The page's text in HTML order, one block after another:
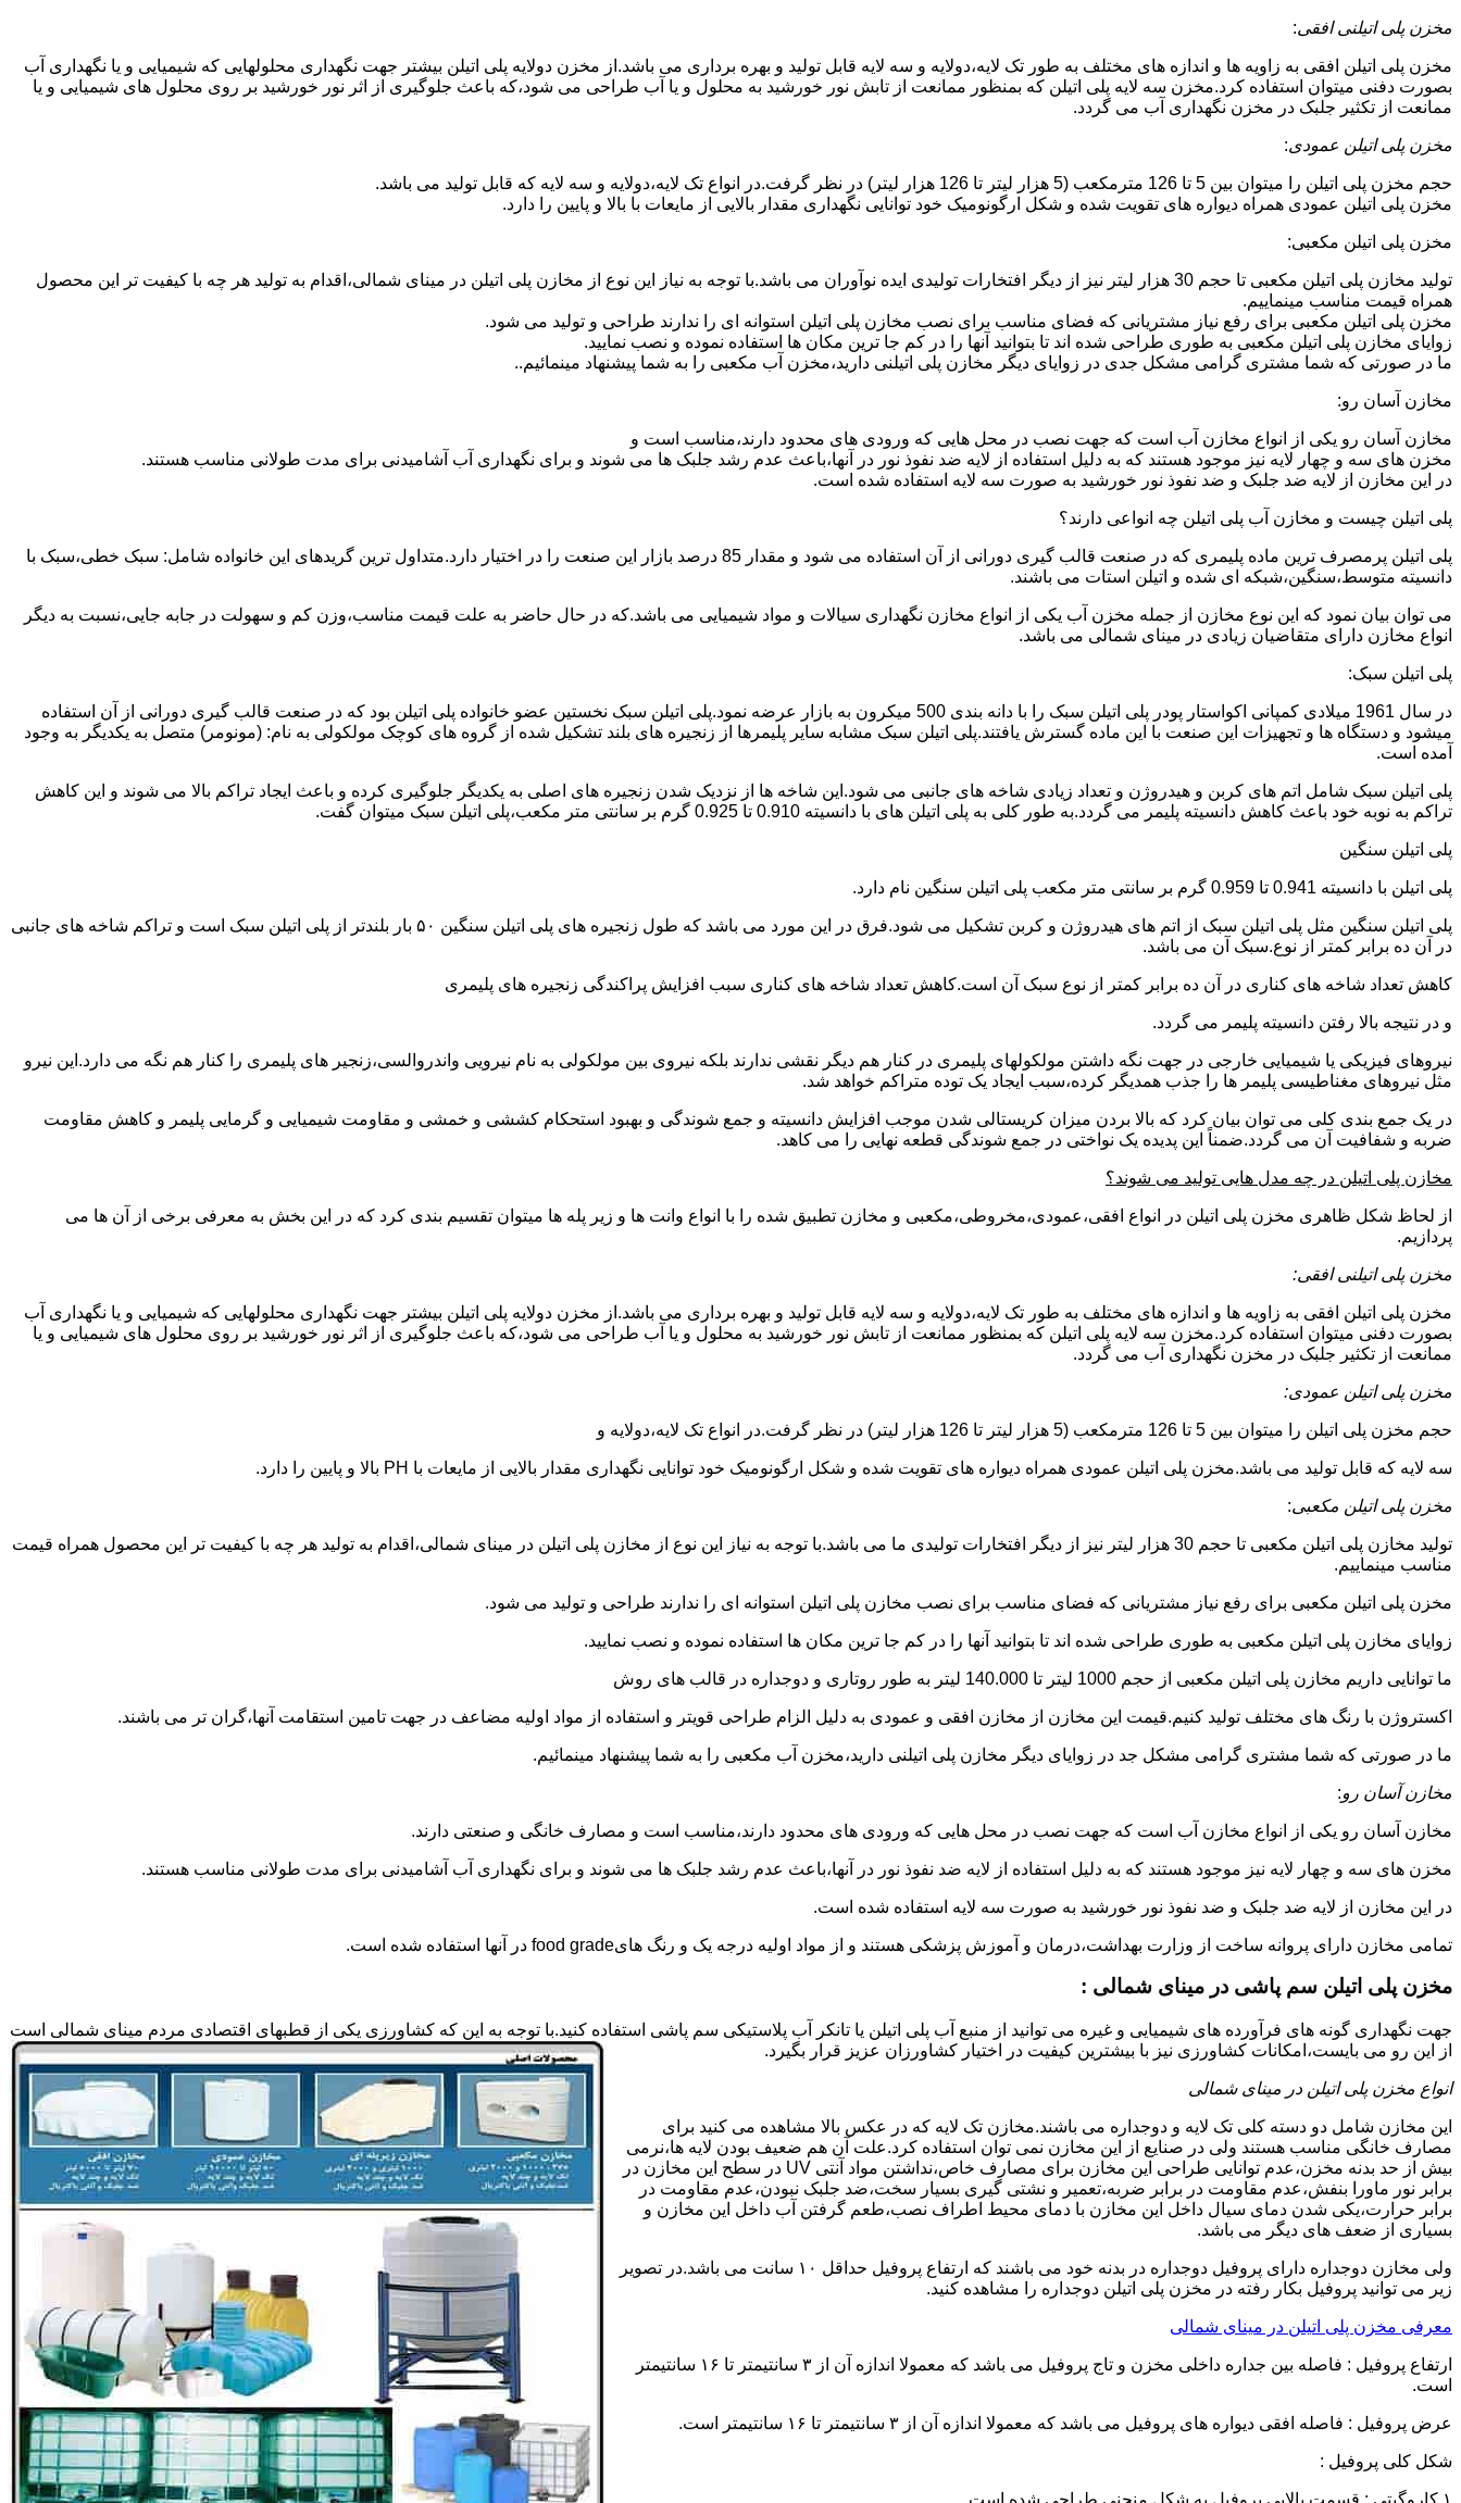
مخزن پلی اتیلنی افقی:
مخزن پلی اتیلن افقی به زاویه ها و اندازه های مختلف به طور تک لایه،دولایه و سه لایه قابل تولید و بهره برداری می باشد.از مخزن دولایه پلی اتیلن بیشتر جهت نگهداری محلولهایی که شیمیایی و یا نگهداری آب
بصورت دفنی میتوان استفاده کرد.مخزن سه لایه پلی اتیلن که بمنظور ممانعت از تابش نور خورشید به محلول و یا آب طراحی می شود،که باعث جلوگیری از اثر نور خورشید بر روی محلول های شیمیایی و یا
ممانعت از تکثیر جلبک در مخزن نگهداری آب می گردد.
مخزن پلی اتیلن عمودی:
حجم مخزن پلی اتیلن را میتوان بین 5 تا 126 مترمکعب (5 هزار لیتر تا 126 هزار لیتر) در نظر گرفت.در انواع تک لایه،دولایه و سه لایه که قابل تولید می باشد.
مخزن پلی اتیلن عمودی همراه دیواره های تقویت شده و شکل ارگونومیک خود توانایی نگهداری مقدار بالایی از مایعات با بالا و پایین را دارد.
مخزن پلی اتیلن مکعبی:
تولید مخازن پلی اتیلن مکعبی تا حجم 30 هزار لیتر نیز از دیگر افتخارات تولیدی ایده نوآوران می باشد.با توجه به نیاز این نوع از مخازن پلی اتیلن در مینای شمالی،اقدام به تولید هر چه با کیفیت تر این محصول
همراه قیمت مناسب مینماییم.
مخزن پلی اتیلن مکعبی برای رفع نیاز مشتریانی که فضای مناسب برای نصب مخازن پلی اتیلن استوانه ای را ندارند طراحی و تولید می شود.
زوایای مخازن پلی اتیلن مکعبی به طوری طراحی شده اند تا بتوانید آنها را در کم جا ترین مکان ها استفاده نموده و نصب نمایید.
ما در صورتی که شما مشتری گرامی مشکل جدی در زوایای دیگر مخازن پلی اتیلنی دارید،مخزن آب مکعبی را به شما پیشنهاد مینمائیم..
مخازن آسان رو:
مخازن آسان رو یکی از انواع مخازن آب است که جهت نصب در محل هایی که ورودی های محدود دارند،مناسب است و
مخزن های سه و چهار لایه نیز موجود هستند که به دلیل استفاده از لایه ضد نفوذ نور در آنها،باعث عدم رشد جلبک ها می شوند و برای نگهداری آب آشامیدنی برای مدت طولانی مناسب هستند.
در این مخازن از لایه ضد جلبک و ضد نفوذ نور خورشید به صورت سه لایه استفاده شده است.
پلی اتیلن چیست و مخازن آب پلی اتیلن چه انواعی دارند؟
پلی اتیلن پرمصرف ترین ماده پلیمری که در صنعت قالب گیری دورانی از آن استفاده می شود و مقدار 85 درصد بازار این صنعت را در اختیار دارد.متداول ترین گریدهای این خانواده شامل: سبک خطی،سبک با
دانسیته متوسط،سنگین،شبکه ای شده و اتیلن استات می باشند.
می توان بیان نمود که این نوع مخازن از جمله مخزن آب یکی از انواع مخازن نگهداری سیالات و مواد شیمیایی می باشد.که در حال حاضر به علت قیمت مناسب،وزن کم و سهولت در جابه جایی،نسبت به دیگر
انواع مخازن دارای متقاضیان زیادی در مینای شمالی می باشد.
پلی اتیلن سبک:
در سال 1961 میلادی کمپانی اکواستار پودر پلی اتیلن سبک را با دانه بندی 500 میکرون به بازار عرضه نمود.پلی اتیلن سبک نخستین عضو خانواده پلی اتیلن بود که در صنعت قالب گیری دورانی از آن استفاده
میشود و دستگاه ها و تجهیزات این صنعت با این ماده گسترش یافتند.پلی اتیلن سبک مشابه سایر پلیمرها از زنجیره های بلند تشکیل شده از گروه های کوچک مولکولی به نام: (مونومر) متصل به یکدیگر به وجود
آمده است.
پلی اتیلن سبک شامل اتم های کربن و هیدروژن و تعداد زیادی شاخه های جانبی می شود.این شاخه ها از نزدیک شدن زنجیره های اصلی به یکدیگر جلوگیری کرده و باعث ایجاد تراکم بالا می شوند و این کاهش
تراکم به نوبه خود باعث کاهش دانسیته پلیمر می گردد.به طور کلی به پلی اتیلن های با دانسیته 0.910 تا 0.925 گرم بر سانتی متر مکعب،پلی اتیلن سبک میتوان گفت.
پلی اتیلن سنگین
پلی اتیلن با دانسیته 0.941 تا 0.959 گرم بر سانتی متر مکعب پلی اتیلن سنگین نام دارد.
پلی اتیلن سنگین مثل پلی اتیلن سبک از اتم های هیدروژن و کربن تشکیل می شود.فرق در این مورد می باشد که طول زنجیره های پلی اتیلن سنگین ۵۰ بار بلندتر از پلی اتیلن سبک است و تراکم شاخه های جانبی
در آن ده برابر کمتر از نوع.سبک آن می باشد.
کاهش تعداد شاخه های کناری در آن ده برابر کمتر از نوع سبک آن است.کاهش تعداد شاخه های کناری سبب افزایش پراکندگی زنجیره های پلیمری
و در نتیجه بالا رفتن دانسیته پلیمر می گردد.
نیروهای فیزیکی یا شیمیایی خارجی در جهت نگه داشتن مولکولهای پلیمری در کنار هم دیگر نقشی ندارند بلکه نیروی بین مولکولی به نام نیرویی واندروالسی،زنجیر های پلیمری را کنار هم نگه می دارد.این نیرو
مثل نیروهای مغناطیسی پلیمر ها را جذب همدیگر کرده،سبب ایجاد یک توده متراکم خواهد شد.
در یک جمع بندی کلی می توان بیان کرد که بالا بردن میزان کریستالی شدن موجب افزایش دانسیته و جمع شوندگی و بهبود استحکام کششی و خمشی و مقاومت شیمیایی و گرمایی پلیمر و کاهش مقاومت
ضربه و شفافیت آن می گردد.ضمناً این پدیده یک نواختی در جمع شوندگی قطعه نهایی را می کاهد.
مخازن پلی اتیلن در چه مدل هایی تولید می شوند؟
از لحاظ شکل ظاهری مخزن پلی اتیلن در انواع افقی،عمودی،مخروطی،مکعبی و مخازن تطبیق شده را با انواع وانت ها و زیر پله ها میتوان تقسیم بندی کرد که در این بخش به معرفی برخی از آن ها می
پردازیم.
مخزن پلی اتیلنی افقی:
مخزن پلی اتیلن افقی به زاویه ها و اندازه های مختلف به طور تک لایه،دولایه و سه لایه قابل تولید و بهره برداری می باشد.از مخزن دولایه پلی اتیلن بیشتر جهت نگهداری محلولهایی که شیمیایی و یا نگهداری آب
بصورت دفنی میتوان استفاده کرد.مخزن سه لایه پلی اتیلن که بمنظور ممانعت از تابش نور خورشید به محلول و یا آب طراحی می شود،که باعث جلوگیری از اثر نور خورشید بر روی محلول های شیمیایی و یا
ممانعت از تکثیر جلبک در مخزن نگهداری آب می گردد.
مخزن پلی اتیلن عمودی:
حجم مخزن پلی اتیلن را میتوان بین 5 تا 126 مترمکعب (5 هزار لیتر تا 126 هزار لیتر) در نظر گرفت.در انواع تک لایه،دولایه و
سه لایه که قابل تولید می باشد.مخزن پلی اتیلن عمودی همراه دیواره های تقویت شده و شکل ارگونومیک خود توانایی نگهداری مقدار بالایی از مایعات با PH بالا و پایین را دارد.
مخزن پلی اتیلن مکعبی:
تولید مخازن پلی اتیلن مکعبی تا حجم 30 هزار لیتر نیز از دیگر افتخارات تولیدی ما می باشد.با توجه به نیاز این نوع از مخازن پلی اتیلن در مینای شمالی،اقدام به تولید هر چه با کیفیت تر این محصول همراه قیمت
مناسب مینماییم.
مخزن پلی اتیلن مکعبی برای رفع نیاز مشتریانی که فضای مناسب برای نصب مخازن پلی اتیلن استوانه ای را ندارند طراحی و تولید می شود.
زوایای مخازن پلی اتیلن مکعبی به طوری طراحی شده اند تا بتوانید آنها را در کم جا ترین مکان ها استفاده نموده و نصب نمایید.
ما توانایی داریم مخازن پلی اتیلن مکعبی از حجم 1000 لیتر تا 140.000 لیتر به طور روتاری و دوجداره در قالب های روش
اکستروژن با رنگ های مختلف تولید کنیم.قیمت این مخازن از مخازن افقی و عمودی به دلیل الزام طراحی قویتر و استفاده از مواد اولیه مضاعف در جهت تامین استقامت آنها،گران تر می باشند.
ما در صورتی که شما مشتری گرامی مشکل جد در زوایای دیگر مخازن پلی اتیلنی دارید،مخزن آب مکعبی را به شما پیشنهاد مینمائیم.
مخازن آسان رو:
مخازن آسان رو یکی از انواع مخازن آب است که جهت نصب در محل هایی که ورودی های محدود دارند،مناسب است و مصارف خانگی و صنعتی دارند.
مخزن های سه و چهار لایه نیز موجود هستند که به دلیل استفاده از لایه ضد نفوذ نور در آنها،باعث عدم رشد جلبک ها می شوند و برای نگهداری آب آشامیدنی برای مدت طولانی مناسب هستند.
در این مخازن از لایه ضد جلبک و ضد نفوذ نور خورشید به صورت سه لایه استفاده شده است.
تمامی مخازن دارای پروانه ساخت از وزارت بهداشت،درمان و آموزش پزشکی هستند و از مواد اولیه درجه یک و رنگ هایfood grade در آنها استفاده شده است.
مخزن پلی اتیلن سم پاشی در مینای شمالی :
جهت نگهداری گونه های فرآورده های شیمیایی و غیره می توانید از منبع آب پلی اتیلن یا تانکر آب پلاستیکی سم پاشی استفاده کنید.با توجه به این که کشاورزی یکی از قطبهای اقتصادی مردم مینای شمالی است
از این رو می بایست،امکانات کشاورزی نیز با بیشترین کیفیت در اختیار کشاورزان عزیز قرار بگیرد.
انواع مخزن پلی اتیلن در مینای شمالی
این مخازن شامل دو دسته کلی تک لایه و دوجداره می باشند.مخازن تک لایه که در عکس بالا مشاهده می کنید برای
مصارف خانگی مناسب هستند ولی در صنایع از این مخازن نمی توان استفاده کرد.علت آن هم ضعیف بودن لایه ها،نرمی
بیش از حد بدنه مخزن،عدم توانایی طراحی این مخازن برای مصارف خاص،نداشتن مواد آنتی UV در سطح این مخازن در
برابر نور ماورا بنفش،عدم مقاومت در برابر ضربه،تعمیر و نشتی گیری بسیار سخت،ضد جلبک نبودن،عدم مقاومت در
برابر حرارت،یکی شدن دمای سیال داخل این مخازن با دمای محیط اطراف نصب،طعم گرفتن آب داخل این مخازن و
بسیاری از ضعف های دیگر می باشد.
ولی مخازن دوجداره دارای پروفیل دوجداره در بدنه خود می باشند که ارتفاع پروفیل حداقل ۱۰ سانت می باشد.در تصویر
زیر می توانید پروفیل بکار رفته در مخزن پلی اتیلن دوجداره را مشاهده کنید.
معرفی مخزن پلی اتیلن در مینای شمالی
ارتفاع پروفیل : فاصله بین جداره داخلی مخزن و تاج پروفیل می باشد که معمولا اندازه آن از ۳ سانتیمتر تا ۱۶ سانتیمتر
است.
عرض پروفیل : فاصله افقی دیواره های پروفیل می باشد که معمولا اندازه آن از ۳ سانتیمتر تا ۱۶ سانتیمتر است.
شکل کلی پروفیل :
۱.کاروگیتی : قسمت بالایی پروفیل به شکل منحنی طراحی شده است.